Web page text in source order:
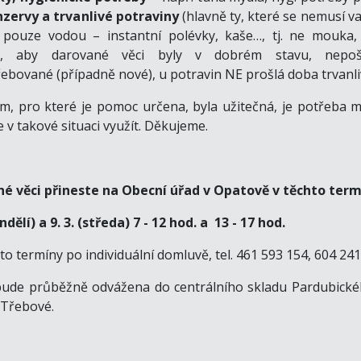
a trvanlivé potraviny(hlavně ty, které se nemusí
vodou – instantní polévky, kaše…, tj. ne mouka,
aby darované věci byly v dobrém stavu,
(případně nové), u potravin NE prošlá doba
pro které je pomoc určena, byla užitečná, je potřeba
v takové situaci využít. Děkujeme.
věci přineste na Obecní úřad v Opatově v těchto
a 9. 3. (středa) 7 - 12 hod. a 13 - 17 hod.
termíny po individuální domluvě, tel. 461 593 154, 604
průběžně odvážena do centrálního skladu